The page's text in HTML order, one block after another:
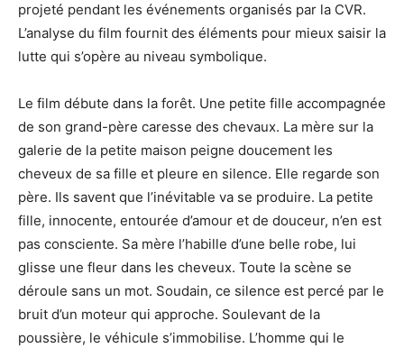
projeté pendant les événements organisés par la CVR.
L’analyse du film fournit des éléments pour mieux saisir la
lutte qui s’opère au niveau symbolique.
Le film débute dans la forêt. Une petite fille accompagnée
de son grand-père caresse des chevaux. La mère sur la
galerie de la petite maison peigne doucement les
cheveux de sa fille et pleure en silence. Elle regarde son
père. Ils savent que l’inévitable va se produire. La petite
fille, innocente, entourée d’amour et de douceur, n’en est
pas consciente. Sa mère l’habille d’une belle robe, lui
glisse une fleur dans les cheveux. Toute la scène se
déroule sans un mot. Soudain, ce silence est percé par le
bruit d’un moteur qui approche. Soulevant de la
poussière, le véhicule s’immobilise. L’homme qui le